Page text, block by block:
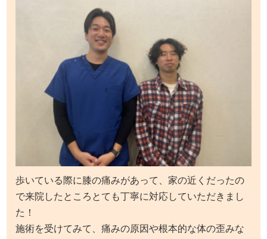
歩いている際に膝の痛みがあって、家の近くだったの
で来院したところとても丁寧に対応していただきまし
た！
施術を受けてみて、痛みの原因や根本的な体の歪みな